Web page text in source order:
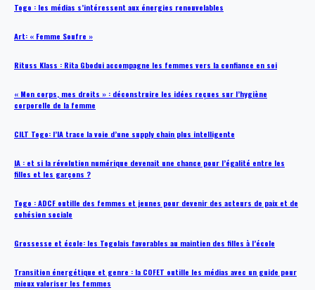
Togo : les médias s’intéressent aux énergies renouvelables
Art: « Femme Soufre »
Rituss Klass : Rita Gbodui accompagne les femmes vers la confiance en soi
« Mon corps, mes droits » : déconstruire les idées reçues sur l’hygiène
corporelle de la femme
CILT Togo: l’IA trace la voie d’une supply chain plus intelligente
IA : et si la révolution numérique devenait une chance pour l’égalité entre les
filles et les garçons ?
Togo : ADCF outille des femmes et jeunes pour devenir des acteurs de paix et de
cohésion sociale
Grossesse et école: les Togolais favorables au maintien des filles à l’école
Transition énergétique et genre : la COFET outille les médias avec un guide pour
mieux valoriser les femmes